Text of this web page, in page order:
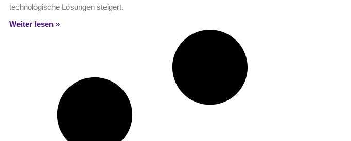
technologische Lösungen steigert.
Weiter lesen »